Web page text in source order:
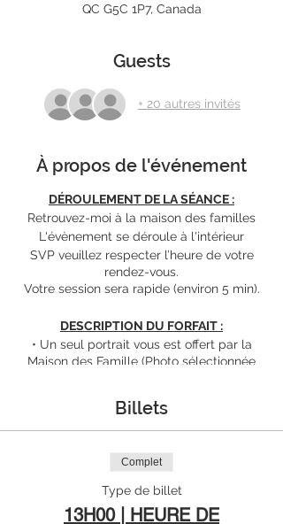
QC G5C 1P7, Canada
Guests
+ 20 autres invités
À propos de l'événement
DÉROULEMENT DE LA SÉANCE :
Retrouvez-moi à la maison des familles
L'évènement se déroule à l'intérieur
SVP veuillez respecter l’heure de votre
rendez-vous.
Votre session sera rapide (environ 5 min).
DESCRIPTION DU FORFAIT :
• Un seul portrait vous est offert par la
Maison des Famille (Photo sélectionnée
retouchée haute résolution
couleurs et noir/blanc(non imprimées sur
• Retouches professionnelles sur vos
recadrage, cheveux fous et balances des
couleurs
Billets
Complet
Type de billet
13H00 | HEURE DE